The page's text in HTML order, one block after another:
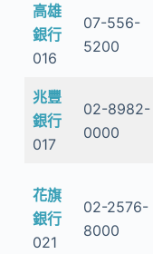
高雄
銀行
016
07-556-
5200
兆豐
銀行
017
02-8982-
0000
花旗
銀行
021
02-2576-
8000